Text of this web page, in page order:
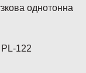
однотонна
PL-122